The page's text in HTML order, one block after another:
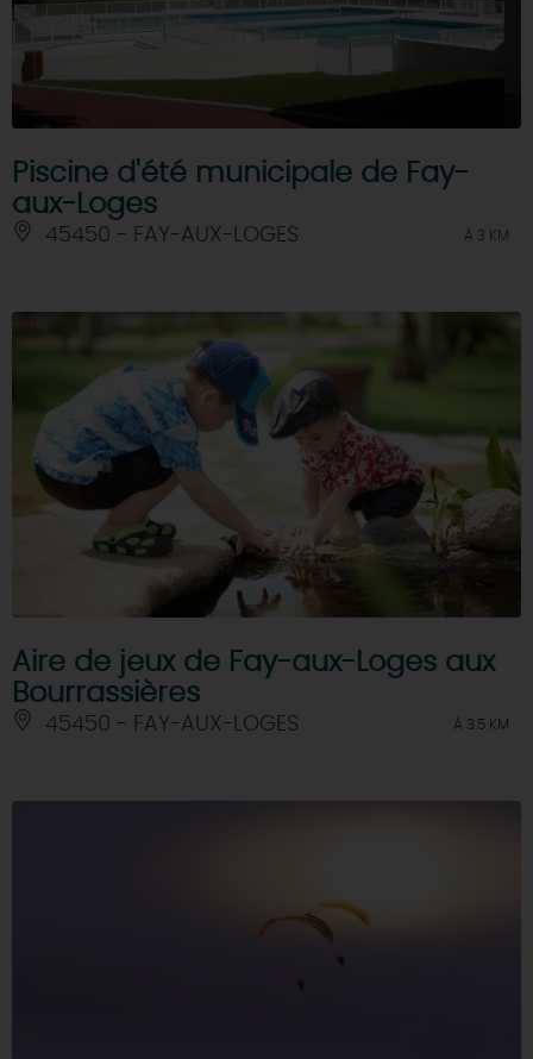
Piscine d'été municipale de Fay-
aux-Loges
45450 - FAY-AUX-LOGES À 3 KM
Aire de jeux de Fay-aux-Loges aux
Bourrassières
45450 - FAY-AUX-LOGES À 3.5 KM